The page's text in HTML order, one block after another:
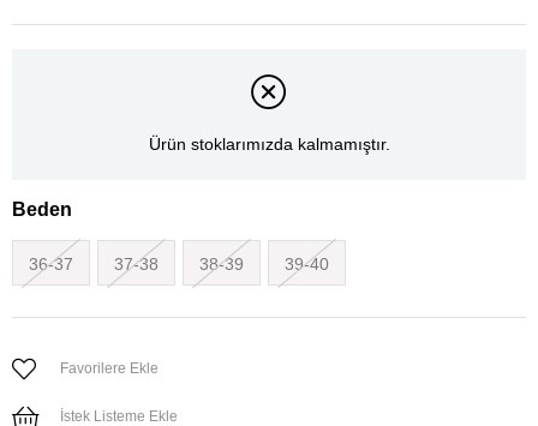
Ürün stoklarımızda kalmamıştır.
Beden
36-37 37-38 38-39 39-40
Favorilere Ekle
İstek Listeme Ekle